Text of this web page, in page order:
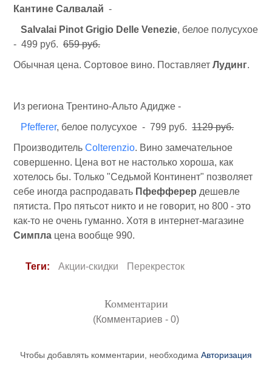
Кантине Салвалай -
Salvalai Pinot Grigio Delle Venezie, белое полусухое
- 499 руб. 659 руб.
Обычная цена. Сортовое вино. Поставляет Лудинг.
Из региона Трентино-Альто Адидже -
Pfefferer, белое полусухое - 799 руб. 1129 руб.
Производитель Colterenzio. Вино замечательное
совершенно. Цена вот не настолько хороша, как
хотелось бы. Только "Седьмой Континент" позволяет
себе иногда распродавать Пфефферер дешевле
пятиста. Про пятьсот никто и не говорит, но 800 - это
как-то не очень гуманно. Хотя в интернет-магазине
Симпла цена вообще 990.
Теги: Акции-скидки Перекресток
Комментарии
(Комментариев - 0)
Чтобы добавлять комментарии, необходима Авторизация